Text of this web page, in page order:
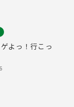
よっ！行こっ